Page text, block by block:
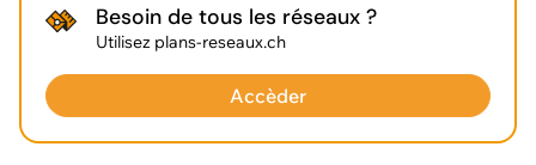
Géodonnée ajoutée au panier !
Voir le panier
Besoin de tous les réseaux ?
Utilisez plans-reseaux.ch
Accèder